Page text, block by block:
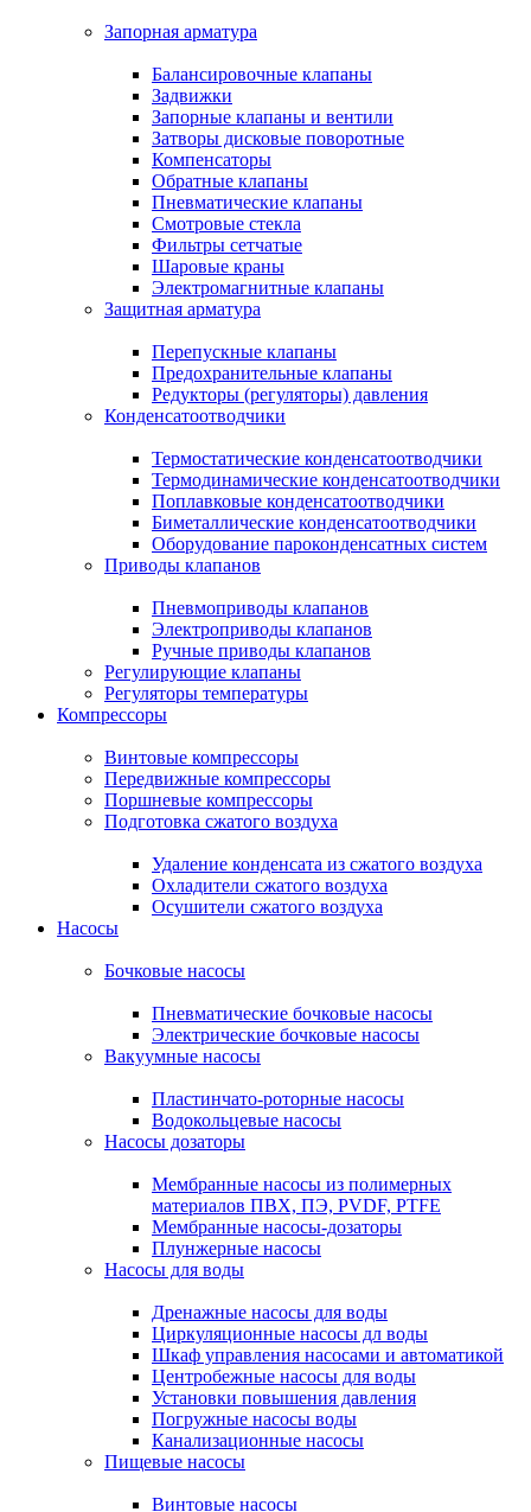
Запорная арматура
Балансировочные клапаны
Задвижки
Запорные клапаны и вентили
Затворы дисковые поворотные
Компенсаторы
Обратные клапаны
Пневматические клапаны
Смотровые стекла
Фильтры сетчатые
Шаровые краны
Электромагнитные клапаны
Защитная арматура
Перепускные клапаны
Предохранительные клапаны
Редукторы (регуляторы) давления
Конденсатоотводчики
Термостатические конденсатоотводчики
Термодинамические конденсатоотводчики
Поплавковые конденсатоотводчики
Биметаллические конденсатоотводчики
Оборудование пароконденсатных систем
Приводы клапанов
Пневмоприводы клапанов
Электроприводы клапанов
Ручные приводы клапанов
Регулирующие клапаны
Регуляторы температуры
Компрессоры
Винтовые компрессоры
Передвижные компрессоры
Поршневые компрессоры
Подготовка сжатого воздуха
Удаление конденсата из сжатого воздуха
Охладители сжатого воздуха
Осушители сжатого воздуха
Насосы
Бочковые насосы
Пневматические бочковые насосы
Электрические бочковые насосы
Вакуумные насосы
Пластинчато-роторные насосы
Водокольцевые насосы
Насосы дозаторы
Мембранные насосы из полимерных
материалов ПВХ, ПЭ, PVDF, PTFE
Мембранные насосы-дозаторы
Плунжерные насосы
Насосы для воды
Дренажные насосы для воды
Циркуляционные насосы дл воды
Шкаф управления насосами и автоматикой
Центробежные насосы для воды
Установки повышения давления
Погружные насосы воды
Канализационные насосы
Пищевые насосы
Винтовые насосы